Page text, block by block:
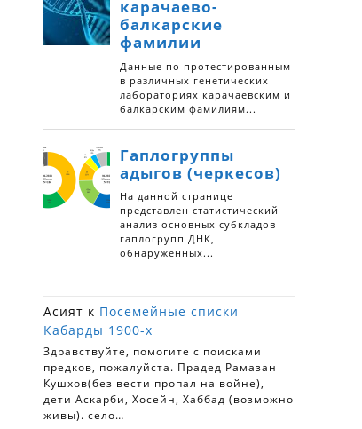
Асият к Посемейные списки
Кабарды 1900-х
Здравствуйте, помогите с поисками
предков, пожалуйста. Прадед Рамазан
Кушхов(без вести пропал на войне),
дети Аскарби, Хосейн, Хаббад (возможно
живы). село…